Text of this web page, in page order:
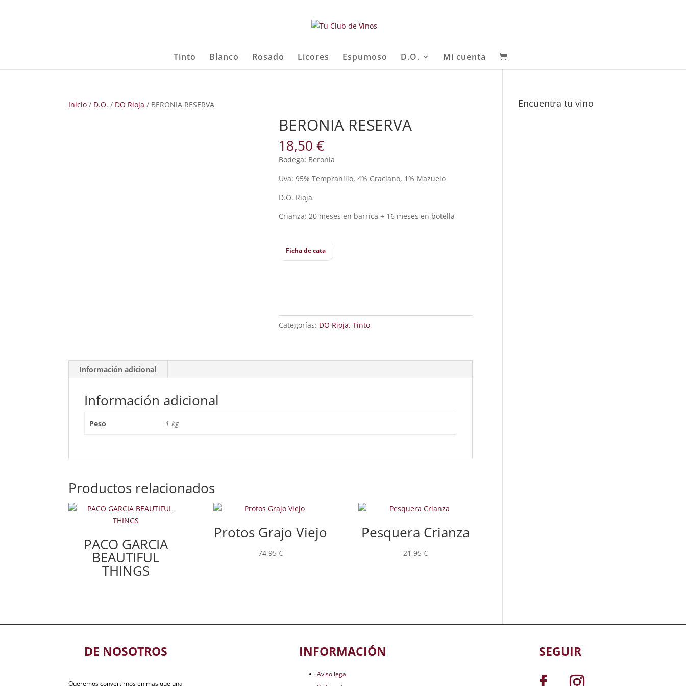
Tinto Blanco Rosado Licores Espumoso D.O. Mi cuenta
Inicio / D.O. / DO Rioja / BERONIA RESERVA
BERONIA RESERVA
18,50€
Bodega: Beronia
Uva: 95% Tempranillo, 4% Graciano, 1% Mazuelo
D.O. Rioja
Crianza: 20 meses en barrica + 16 meses en botella
Ficha de cata
Categorías: DO Rioja,Tinto
Información adicional
Información adicional
Peso 1 kg
Productos relacionados
PACO GARCIA
BEAUTIFUL
THINGS
Protos Grajo Viejo
74,95€
Pesquera Crianza
21,95 €
Encuentra tu vino
DE NOSOTROS
Queremos convertirnos en mas que una
INFORMACIÓN
Aviso legal
SEGUIR